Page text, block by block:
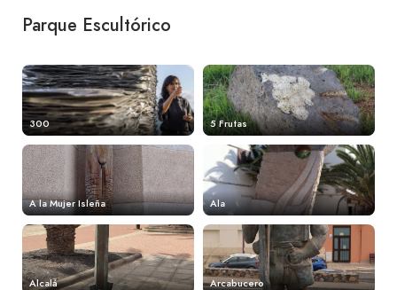
Parque Escultórico
300 5 Frutas
A la Mujer Isleña Ala
Alcalá Arcabucero